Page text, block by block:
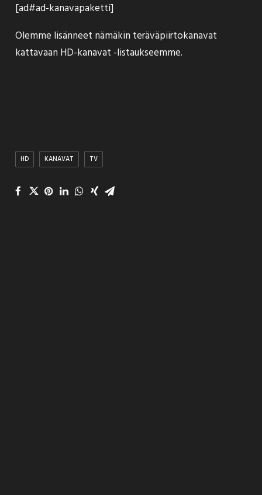
[ad#ad-kanavapaketti]
Olemme lisänneet nämäkin teräväpiirtokanavat
kattavaan HD-kanavat -listaukseemme.
HD KANAVAT TV